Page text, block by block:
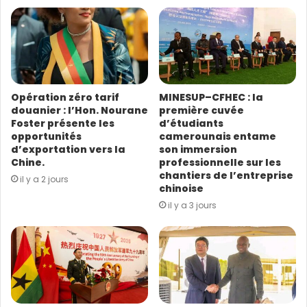
Selon M. Guo, la Chine et le Cameroun ont une très
importante coopération dans le domaine de la
construction des routes dans le grand Nord du
Cameroun ; ce qui est très important pour les
populations. Pour cela, il faut toujours consolider cette
coopération quel que soit le climat qui prévaut entre
e
a
d
r
e
s
s
e
E
m
a
l
Opération zéro tarif
douanier : l’Hon. Nourane
Foster présente les
opportunités
d’exportation vers la
Chine.
il y a 2 jours
MINESUP–CFHEC : la
première cuvée
d’étudiants
camerounais entame
son immersion
professionnelle sur les
chantiers de l’entreprise
chinoise
il y a 3 jours